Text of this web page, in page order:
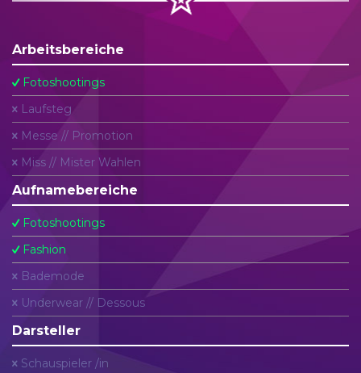
Arbeitsbereiche
Fotoshootings
Laufsteg
Messe // Promotion
Miss // Mister Wahlen
Aufnamebereiche
Fotoshootings
Fashion
Bademode
Underwear // Dessous
Darsteller
Schauspieler /in